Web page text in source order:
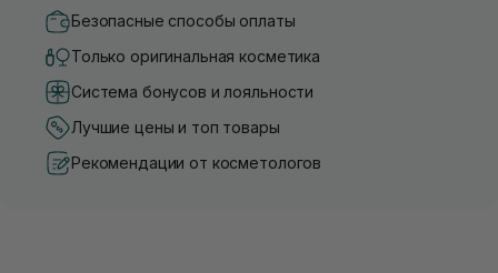
Безопасные способы оплаты
Только оригинальная косметика
Система бонусов и лояльности
Лучшие цены и топ товары
Рекомендации от косметологов